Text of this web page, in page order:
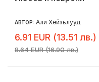
АВТОР: Али Хейзълууд
6.91 EUR (13.51 лв.)
8.64 EUR (16.90 лв.)